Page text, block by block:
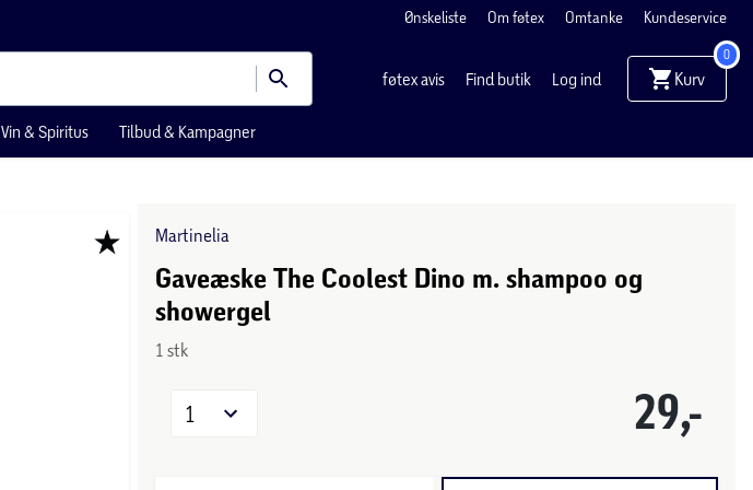
Ønskeliste Om føtex Omtanke Kundeservice
føtex avis Find butik Log ind Kurv
0
Vin & Spiritus Tilbud & Kampagner
Martinelia
Gaveæske The Coolest Dino m. shampoo og
showergel
1 stk
29,-
1